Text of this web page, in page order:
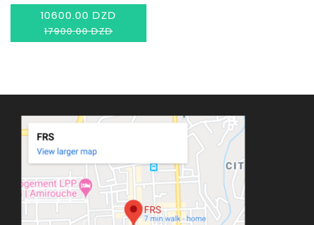
10600.00 DZD
17900.00 DZD